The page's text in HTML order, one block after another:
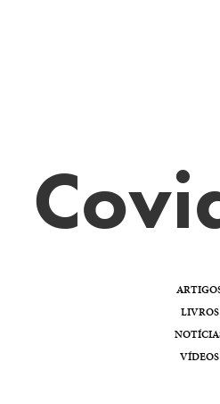
LIVROS
VÍDEOS